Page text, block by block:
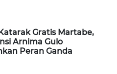
Gratis Martabe,
Arnima Gulo
Peran Ganda